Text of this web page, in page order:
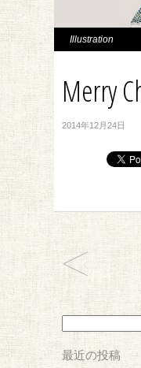
Illustration
Merry
2014年12月24日
検
索:
最近の投稿